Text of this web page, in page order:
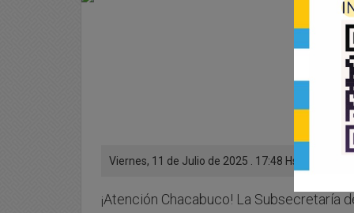
Viernes, 11 de Julio de 2025 . 17:48 Hs.
¡Atención Chacabuco! La Subsecretaría